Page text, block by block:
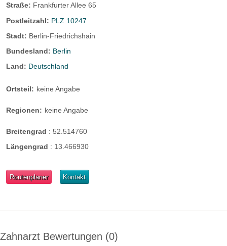
Straße: Frankfurter Allee 65
Postleitzahl: PLZ 10247
Stadt: Berlin-Friedrichshain
Bundesland: Berlin
Land: Deutschland
Ortsteil: keine Angabe
Regionen: keine Angabe
Breitengrad : 52.514760
Längengrad : 13.466930
Routenplaner Kontakt
Zahnarzt Bewertungen 0